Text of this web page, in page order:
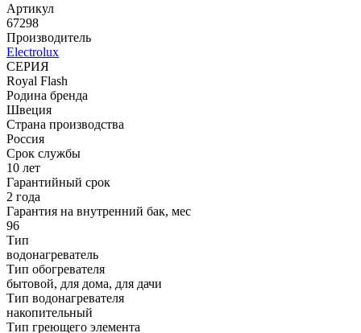
Артикул
67298
Производитель
Electrolux
СЕРИЯ
Royal Flash
Родина бренда
Швеция
Страна производства
Россия
Срок службы
10 лет
Гарантийный срок
2 года
Гарантия на внутренний бак, мес
96
Тип
водонагреватель
Тип обогревателя
бытовой, для дома, для дачи
Тип водонагревателя
накопительный
Тип греющего элемента